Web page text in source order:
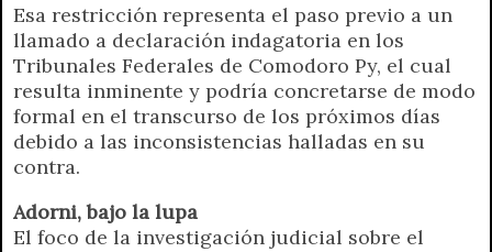
Esa restricción representa el paso previo a un
llamado a declaración indagatoria en los
Tribunales Federales de Comodoro Py, el cual
resulta inminente y podría concretarse de modo
formal en el transcurso de los próximos días
debido a las inconsistencias halladas en su
contra.
Adorni, bajo la lupa
El foco de la investigación judicial sobre el